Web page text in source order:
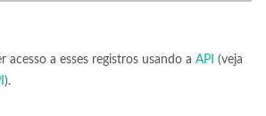
acesso a esses registros usando a API (veja
).